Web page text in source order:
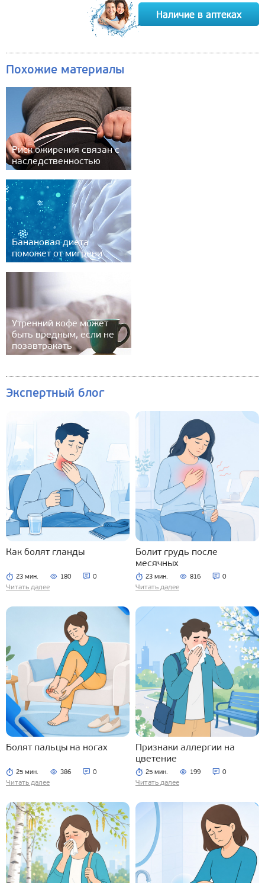
Похожие материалы
Риск ожирения связан с
наследственностью
Банановая диета
поможет от мигрени
Утренний кофе может
быть вредным, если не
позавтракать
Экспертный блог
Как болят гланды
23 мин. 180 0
Читать далее
Болит грудь после
месячных
23 мин. 816 0
Читать далее
Болят пальцы на ногах
25 мин. 386 0
Читать далее
Признаки аллергии на
цветение
25 мин. 199 0
Читать далее